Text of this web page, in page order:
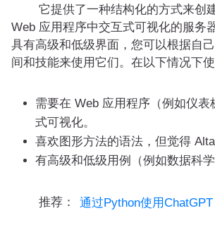
它提供了一种结构化的方式来创
Web 应用程序中交互式可视化的服务
具有高级和低级界面，您可以根据自
间和技能来使用它们。在以下情况下使
需要在 Web 应用程序（例如仪表
式可视化。
喜欢图形方法的语法，但觉得
有高级和低级用例（例如数据科学
推荐： 通过Python使用ChatGPT